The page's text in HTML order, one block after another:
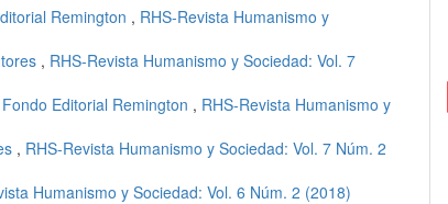
Remington , RHS-Revista Humanismo y
, RHS-Revista Humanismo y Sociedad: Vol. 7
Editorial Remington , RHS-Revista Humanismo y
, RHS-Revista Humanismo y Sociedad: Vol. 7 Núm. 2
Humanismo y Sociedad: Vol. 6 Núm. 2 (2018)